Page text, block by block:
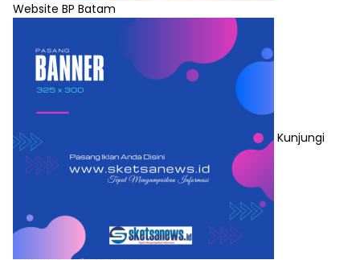
Website BP Batam
Kunjungi